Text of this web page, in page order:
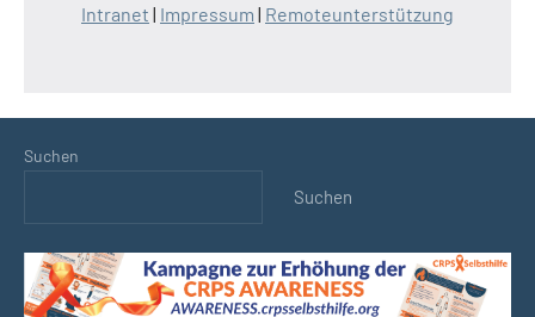
Intranet | Impressum | Remoteunterstützung
Suchen
Suchen